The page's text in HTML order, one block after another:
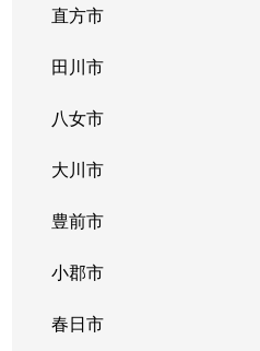
直方市
田川市
八女市
大川市
豊前市
小郡市
春日市